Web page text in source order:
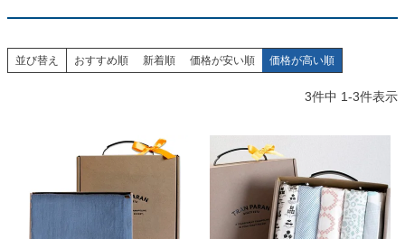
並び替え おすすめ順 新着順 価格が安い順 価格が高い順
3件中 1-3件表示